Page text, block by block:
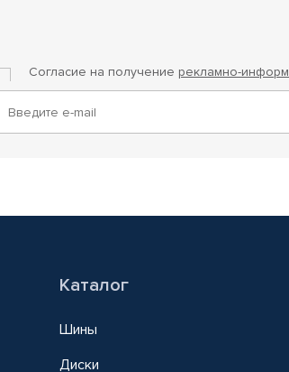
Согласие на получение рекламно-
Каталог
Шины
Диски